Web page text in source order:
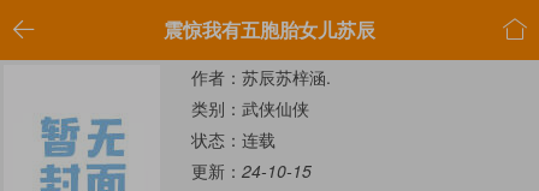
 震惊我有五胞胎女儿苏辰 
作者：苏辰苏梓涵.
类别：武侠仙侠
状态：连载
更新：24-10-15